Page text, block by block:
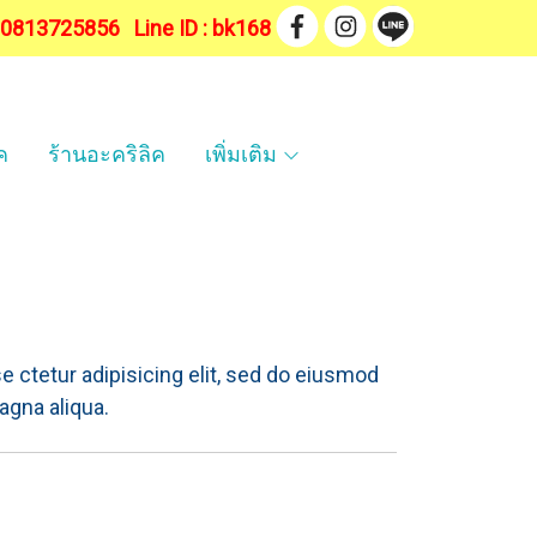
Line ID : bk168
ร้านอะคริลิค เพิ่มเติม
ctetur adipisicing elit, sed do eiusmod
aliqua.